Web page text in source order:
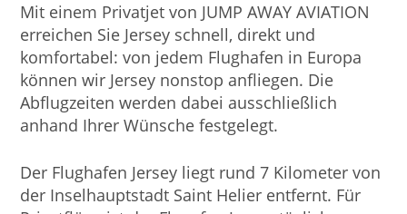
Mit einem Privatjet von JUMP AWAY AVIATION
erreichen Sie Jersey schnell, direkt und
komfortabel: von jedem Flughafen in Europa
können wir Jersey nonstop anfliegen. Die
Abflugzeiten werden dabei ausschließlich
anhand Ihrer Wünsche festgelegt.
Der Flughafen Jersey liegt rund 7 Kilometer von
der Inselhauptstadt Saint Helier entfernt. Für